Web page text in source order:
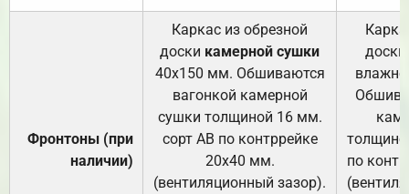
Фронтоны (при
наличии)
Каркас из обрезной
доски камерной сушки
40х150 мм. Обшиваются
вагонкой камерной
сушки толщиной 16 мм.
сорт АВ по контррейке
20х40 мм.
(вентиляционный зазор).
доски
по